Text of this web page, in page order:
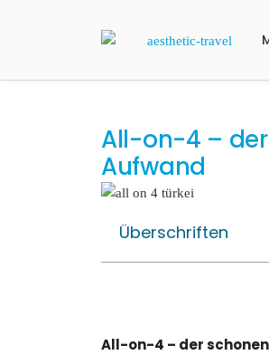
All-on-4 –
Aufwand
Überschriften
All-on-4 – der